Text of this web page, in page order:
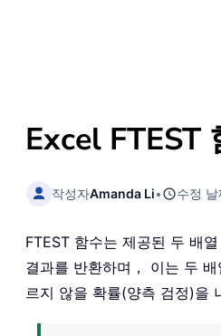
Excel FTEST
작성자Amanda Li• 수정 날
FTEST 함수는 제공된 두 배
결과를 반환하며， 이는 두
르지 않을 확률(양측 검정)을